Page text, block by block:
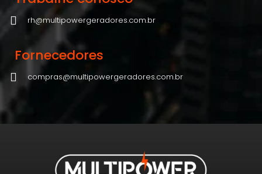
rh@multipowergeradores.com.br
Fornecedores
compras@multipowergeradores.com.br